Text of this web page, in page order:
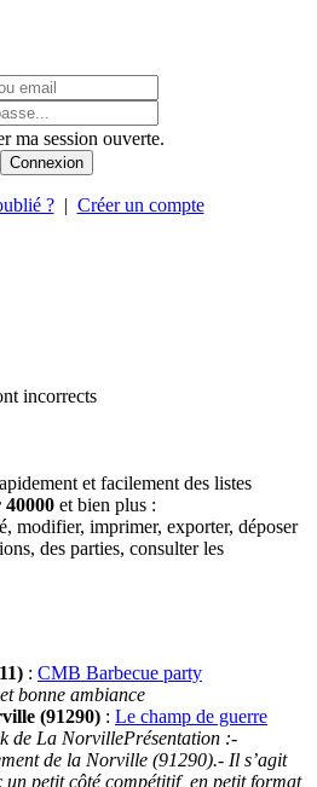
ma session ouverte.
?| Créer un compte
incorrects
et facilement des listes
et bien plus :
modifier, imprimer, exporter, déposer
des parties, consulter les
: CMB Barbecue party
bonne ambiance
(91290) : Le champ de guerre
de La NorvillePrésentation :-
de la Norville (91290).- Il s’agit
un petit côté compétitif, en petit format